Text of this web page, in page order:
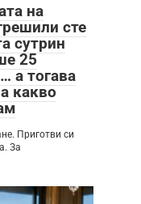
на
сте
сутрин
25
а тогава
какво
Приготви си
За